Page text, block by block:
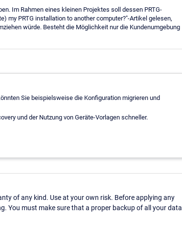
Im Rahmen eines kleinen Projektes soll dessen PRTG-
my PRTG installation to another computer?"-Artikel gelesen,
würde. Besteht die Möglichkeit nur die Kundenumgebung
Sie beispielsweise die Konfiguration migrieren und
und der Nutzung von Geräte-Vorlagen schneller.
of any kind. Use at your own risk. Before applying any
You must make sure that a proper backup of all your data